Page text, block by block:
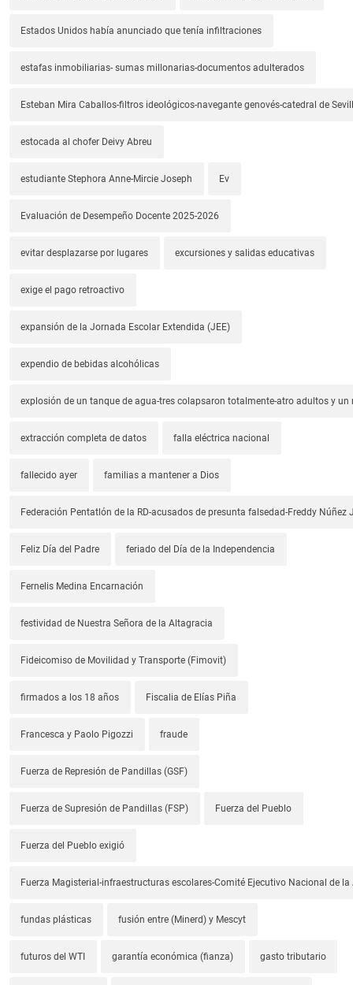
Estados Unidos había anunciado que tenía infiltraciones
estafas inmobiliarias- sumas millonarias-documentos adulterados
Esteban Mira Caballos-filtros ideológicos-navegante genovés-catedral de
estocada al chofer Deivy Abreu
estudiante Stephora Anne-Mircie Joseph Ev
Evaluación de Desempeño Docente 2025-2026
evitar desplazarse por lugares excursiones y salidas educativas
exige el pago retroactivo
expansión de la Jornada Escolar Extendida (JEE)
expendio de bebidas alcohólicas
explosión de un tanque de agua-tres colapsaron totalmente-atro adultos y un
extracción completa de datos falla eléctrica nacional
fallecido ayer familias a mantener a Dios
Federación Pentatlón de la RD-acusados de presunta falsedad-Freddy Núñez
Feliz Día del Padre feriado del Día de la Independencia
Fernelis Medina Encarnación
festividad de Nuestra Señora de la Altagracia
Fideicomiso de Movilidad y Transporte (Fimovit)
firmados a los 18 años Fiscalia de Elías Piña
Francesca y Paolo Pigozzi fraude
Fuerza de Represión de Pandillas (GSF)
Fuerza de Supresión de Pandillas (FSP) Fuerza del Pueblo
Fuerza del Pueblo exigió
Fuerza Magisterial-infraestructuras escolares-Comité Ejecutivo Nacional de la
fundas plásticas fusión entre (Minerd) y Mescyt
futuros del WTI garantía económica (fianza) gasto tributario